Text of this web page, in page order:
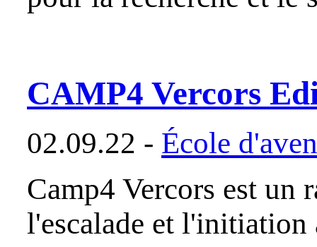
CAMP4 Vercors
02.09.22 - École
Camp4 Vercors est un
l'escalade et